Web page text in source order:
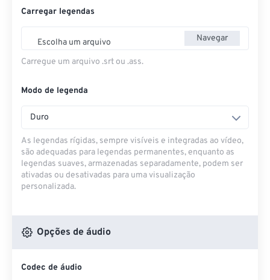
Carregar legendas
Escolha um arquivo Navegar
Carregue um arquivo .srt ou .ass.
Modo de legenda
Duro
As legendas rígidas, sempre visíveis e integradas ao vídeo,
são adequadas para legendas permanentes, enquanto as
legendas suaves, armazenadas separadamente, podem ser
ativadas ou desativadas para uma visualização
personalizada.
Opções de áudio
Codec de áudio